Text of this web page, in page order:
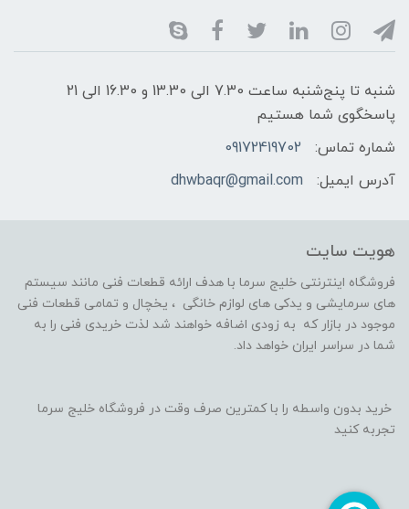
شنبه تا پنج‌شنبه ساعت 7.30 الی 13.30 و 16.30 الی 21
پاسخگوی شما هستیم
شماره تماس:
09172419702
آدرس ایمیل:
dhwbaqr@gmail.com
هویت سایت
فروشگاه اینترنتی خلیج سرما با هدف ارائه قطعات فنی مانند سیستم
های سرمایشی و یدکی های لوازم خانگی ، یخچال و تمامی قطعات فنی
موجود در بازار که به زودی اضافه خواهند شد لذت خریدی فنی را به
شما در سراسر ایران خواهد داد.
خرید بدون واسطه را با کمترین صرف وقت در فروشگاه خلیج سرما
تجربه کنید